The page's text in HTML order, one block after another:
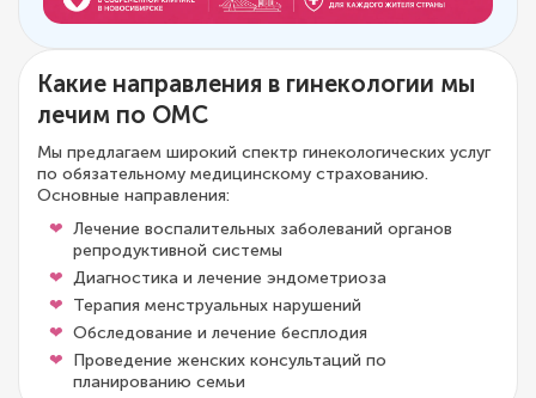
Какие направления в гинекологии мы
лечим по ОМС
Мы предлагаем широкий спектр гинекологических услуг
по обязательному медицинскому страхованию.
Основные направления:
Лечение воспалительных заболеваний органов
репродуктивной системы
Диагностика и лечение эндометриоза
Терапия менструальных нарушений
Обследование и лечение бесплодия
Проведение женских консультаций по
планированию семьи